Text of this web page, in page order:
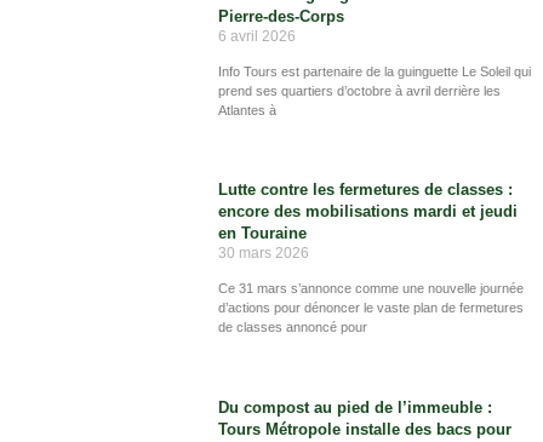
Pierre-des-Corps
6 avril 2026
Info Tours est partenaire de la guinguette Le Soleil qui
prend ses quartiers d’octobre à avril derrière les
Atlantes à
Lutte contre les fermetures de classes :
encore des mobilisations mardi et jeudi
en Touraine
30 mars 2026
Ce 31 mars s’annonce comme une nouvelle journée
d’actions pour dénoncer le vaste plan de fermetures
de classes annoncé pour
Du compost au pied de l’immeuble :
Tours Métropole installe des bacs pour